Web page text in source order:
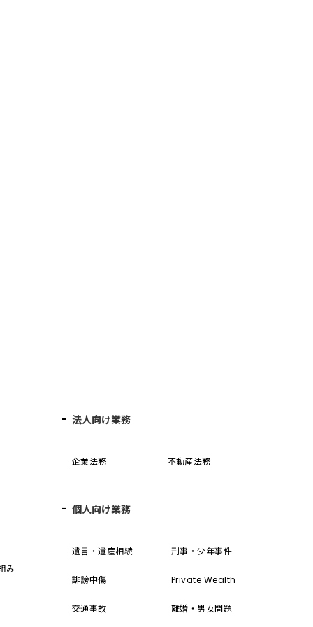
み
法人向け業務
企業法務 不動産法務
個人向け業務
遺言・遺産相続 刑事・少年事件
誹謗中傷 Private Wealth
交通事故 離婚・男女問題